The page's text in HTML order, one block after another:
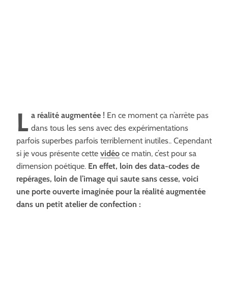
L a réalité augmentée ! En ce moment ça n’arrête pas
dans tous les sens avec des expérimentations
parfois superbes parfois terriblement inutiles.. Cependant
si je vous présente cette vidéo ce matin, c’est pour sa
dimension poétique. En effet, loin des data-codes de
repérages, loin de l’image qui saute sans cesse, voici
une porte ouverte imaginée pour la réalité augmentée
dans un petit atelier de confection :